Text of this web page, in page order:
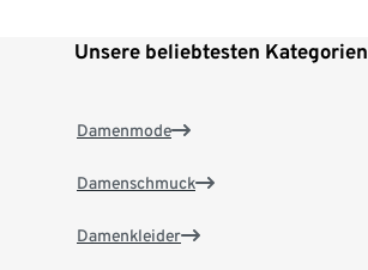
Unsere beliebtesten Kategorien
Damenmode
Damenschmuck
Damenkleider